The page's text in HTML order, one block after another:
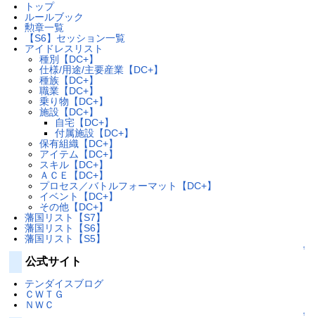
トップ
ルールブック
勲章一覧
【S6】セッション一覧
アイドレスリスト
種別【DC+】
仕様/用途/主要産業【DC+】
種族【DC+】
職業【DC+】
乗り物【DC+】
施設【DC+】
自宅【DC+】
付属施設【DC+】
保有組織【DC+】
アイテム【DC+】
スキル【DC+】
ＡＣＥ【DC+】
プロセス／バトルフォーマット【DC+】
イベント【DC+】
その他【DC+】
藩国リスト【S7】
藩国リスト【S6】
藩国リスト【S5】
↑
公式サイト
テンダイスブログ
ＣＷＴＧ
ＮＷＣ
↑